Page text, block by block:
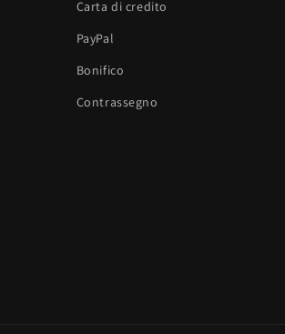
Carta di credito
PayPal
Bonifico
Contrassegno